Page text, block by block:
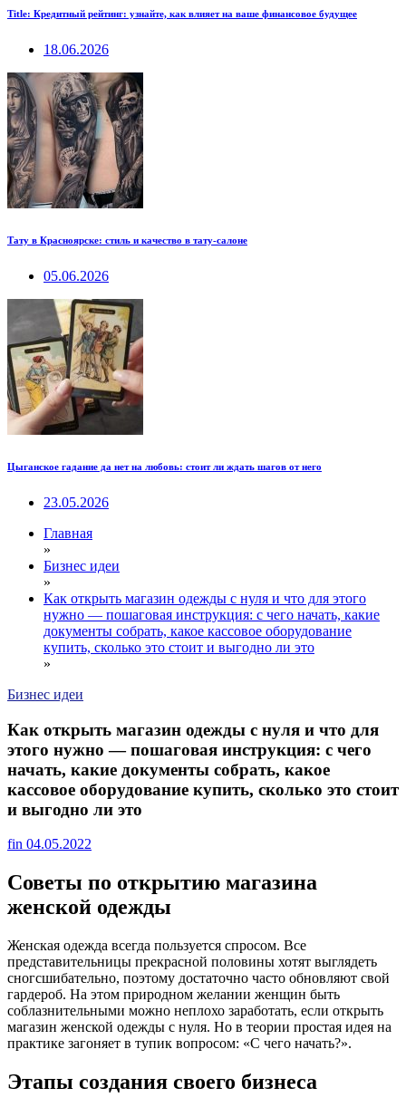
Title: Кредитный рейтинг: узнайте, как влияет на ваше финансовое будущее
18.06.2026
Тату в Красноярске: стиль и качество в тату-салоне
05.06.2026
Цыганское гадание да нет на любовь: стоит ли ждать шагов от него
23.05.2026
Главная
»
Бизнес идеи
»
Как открыть магазин одежды с нуля и что для этого
нужно — пошаговая инструкция: с чего начать, какие
документы собрать, какое кассовое оборудование
купить, сколько это стоит и выгодно ли это
»
Бизнес идеи
Как открыть магазин одежды с нуля и что для
этого нужно — пошаговая инструкция: с чего
начать, какие документы собрать, какое
кассовое оборудование купить, сколько это стоит
и выгодно ли это
fin 04.05.2022
Советы по открытию магазина
женской одежды
Женская одежда всегда пользуется спросом. Все
представительницы прекрасной половины хотят выглядеть
сногсшибательно, поэтому достаточно часто обновляют свой
гардероб. На этом природном желании женщин быть
соблазнительными можно неплохо заработать, если открыть
магазин женской одежды с нуля. Но в теории простая идея на
практике загоняет в тупик вопросом: «С чего начать?».
Этапы создания своего бизнеса